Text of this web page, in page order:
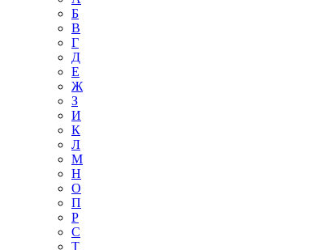
Б
В
Г
Д
Е
Ж
З
И
К
Л
М
Н
О
П
Р
С
Т